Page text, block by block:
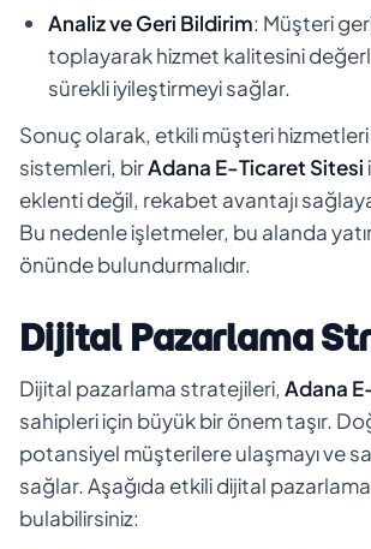
Analiz ve Geri Bildirim: Müşteri
toplayarak hizmet kalitesini
sürekli iyileştirmeyi sağlar.
Sonuç olarak, etkili müşteri
sistemleri, birAdana E-Ticaret Sitesi
eklenti değil, rekabet avantajı
Bu nedenle işletmeler, bu alanda
önünde bulundurmalıdır.
Dijital Pazarlama
Dijital pazarlama stratejileri, Adana
sahipleri için büyük bir önem taşır.
potansiyel müşterilere ulaşmayı ve
sağlar. Aşağıda etkili dijital
bulabilirsiniz: